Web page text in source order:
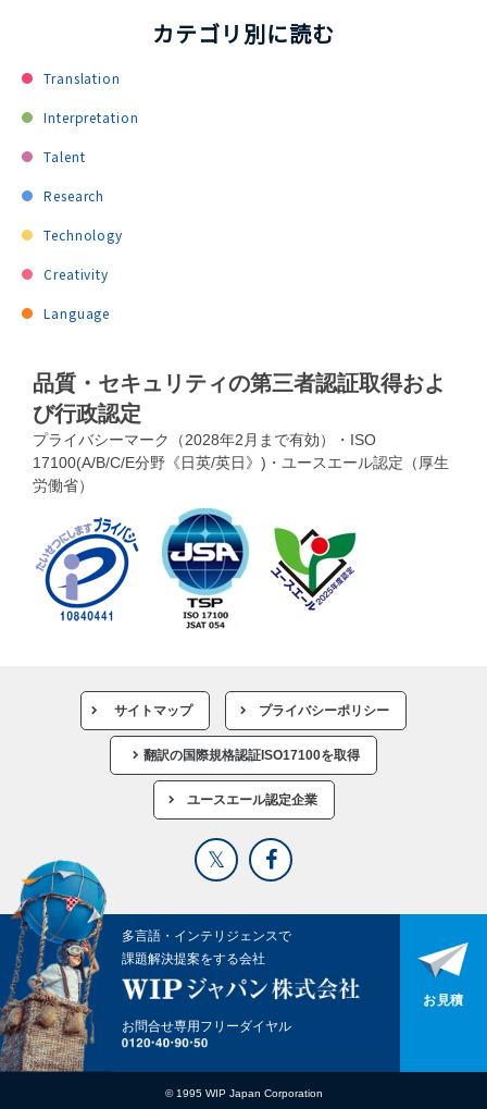
カテゴリ別に読む
Translation
Interpretation
Talent
Research
Technology
Creativity
Language
品質・セキュリティの第三者認証取得およ
び行政認定
プライバシーマーク（2028年2月まで有効）・ISO
17100(A/B/C/E分野《日英/英日》)・ユースエール認定（厚生
労働省）
サイトマップ プライバシーポリシー
翻訳の国際規格認証ISO17100を取得
ユースエール認定企業
多言語・インテリジェンスで
課題解決提案をする会社
お問合せ専用フリーダイヤル
お見積
© 1995 WIP Japan Corporation